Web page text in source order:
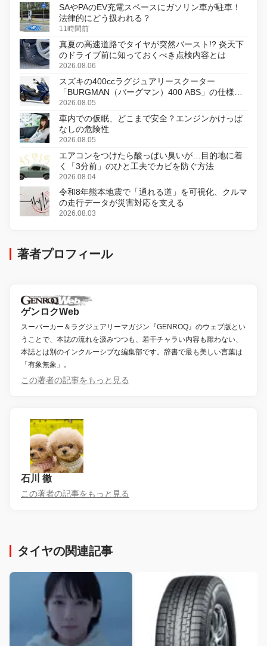
SAやPAのEV充電スペースにガソリン車が駐車！
法律的にどう扱われる？
11時間前
真夏の高速道路でタイヤが突然バースト!? 炎天下
のドライブ前に知っておくべき点検内容とは
2026.08.06
スズキの400ccラグジュアリースクーター
「BURGMAN（バーグマン）400 ABS」の仕様を
変更し、8月18日に発売
2026.08.05
車内での仮眠、どこまで安全？エンジンかけっぱ
なしの危険性
2026.08.05
エアコンをつけたら酸っぱい臭いが…目的地に着
く「3分前」のひと工夫でカビを防ぐ方法
2026.08.04
令和8年熊本地震で「通れる道」を可視化、クルマ
の走行データが災害対応を支える
2026.08.03
著者プロフィール
ゲンロクWeb
スーパーカー＆ラグジュアリーマガジン『GENROQ』のウェブ版とい
うことで、本誌の流れを汲みつつも、若干チャラい内容も厭わない、
本誌とは別のインクルーシブな編集部です。辞書で最も美しい言葉は
「有象無象」。
この著者の記事をもっと見る
石川 徹
この著者の記事をもっと見る
タイヤの関連記事